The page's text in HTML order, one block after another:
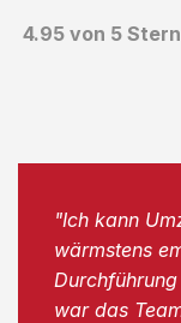
4.95 von 5
"Ich kann
wärmstens
war das